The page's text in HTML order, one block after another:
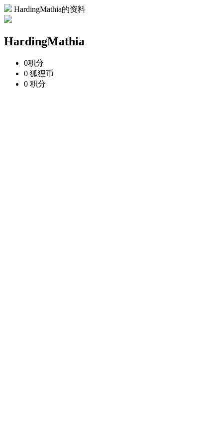
HardingMathia的资料
HardingMathia
0积分
0 狐狸币
0 积分